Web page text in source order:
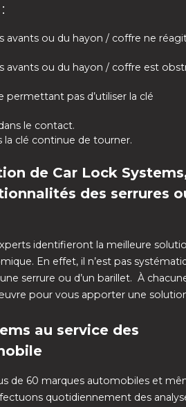
:
avants ou du hayon / coffre ne
avants ou du hayon / coffre est
permettant pas d’utiliser la clé
le contact.
clé continue de tourner.
de Car Lock
des serrures
identifieront la meilleure
En effet, il n’est pas
serrure ou d’un barillet. À
pour vous apporter une
au service des
de 60 marques automobiles et
quotidiennement des